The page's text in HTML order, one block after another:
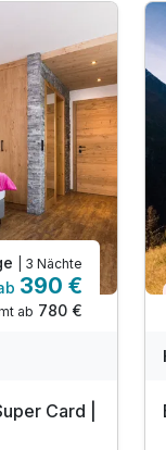
| 3 Nächte
390 €
ab 780 €
Card |